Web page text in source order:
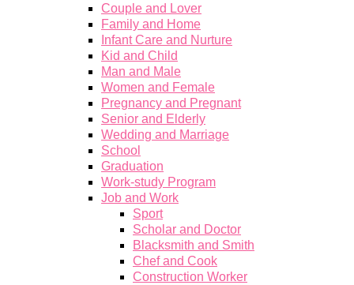
Couple and Lover
Family and Home
Infant Care and Nurture
Kid and Child
Man and Male
Women and Female
Pregnancy and Pregnant
Senior and Elderly
Wedding and Marriage
School
Graduation
Work-study Program
Job and Work
Sport
Scholar and Doctor
Blacksmith and Smith
Chef and Cook
Construction Worker